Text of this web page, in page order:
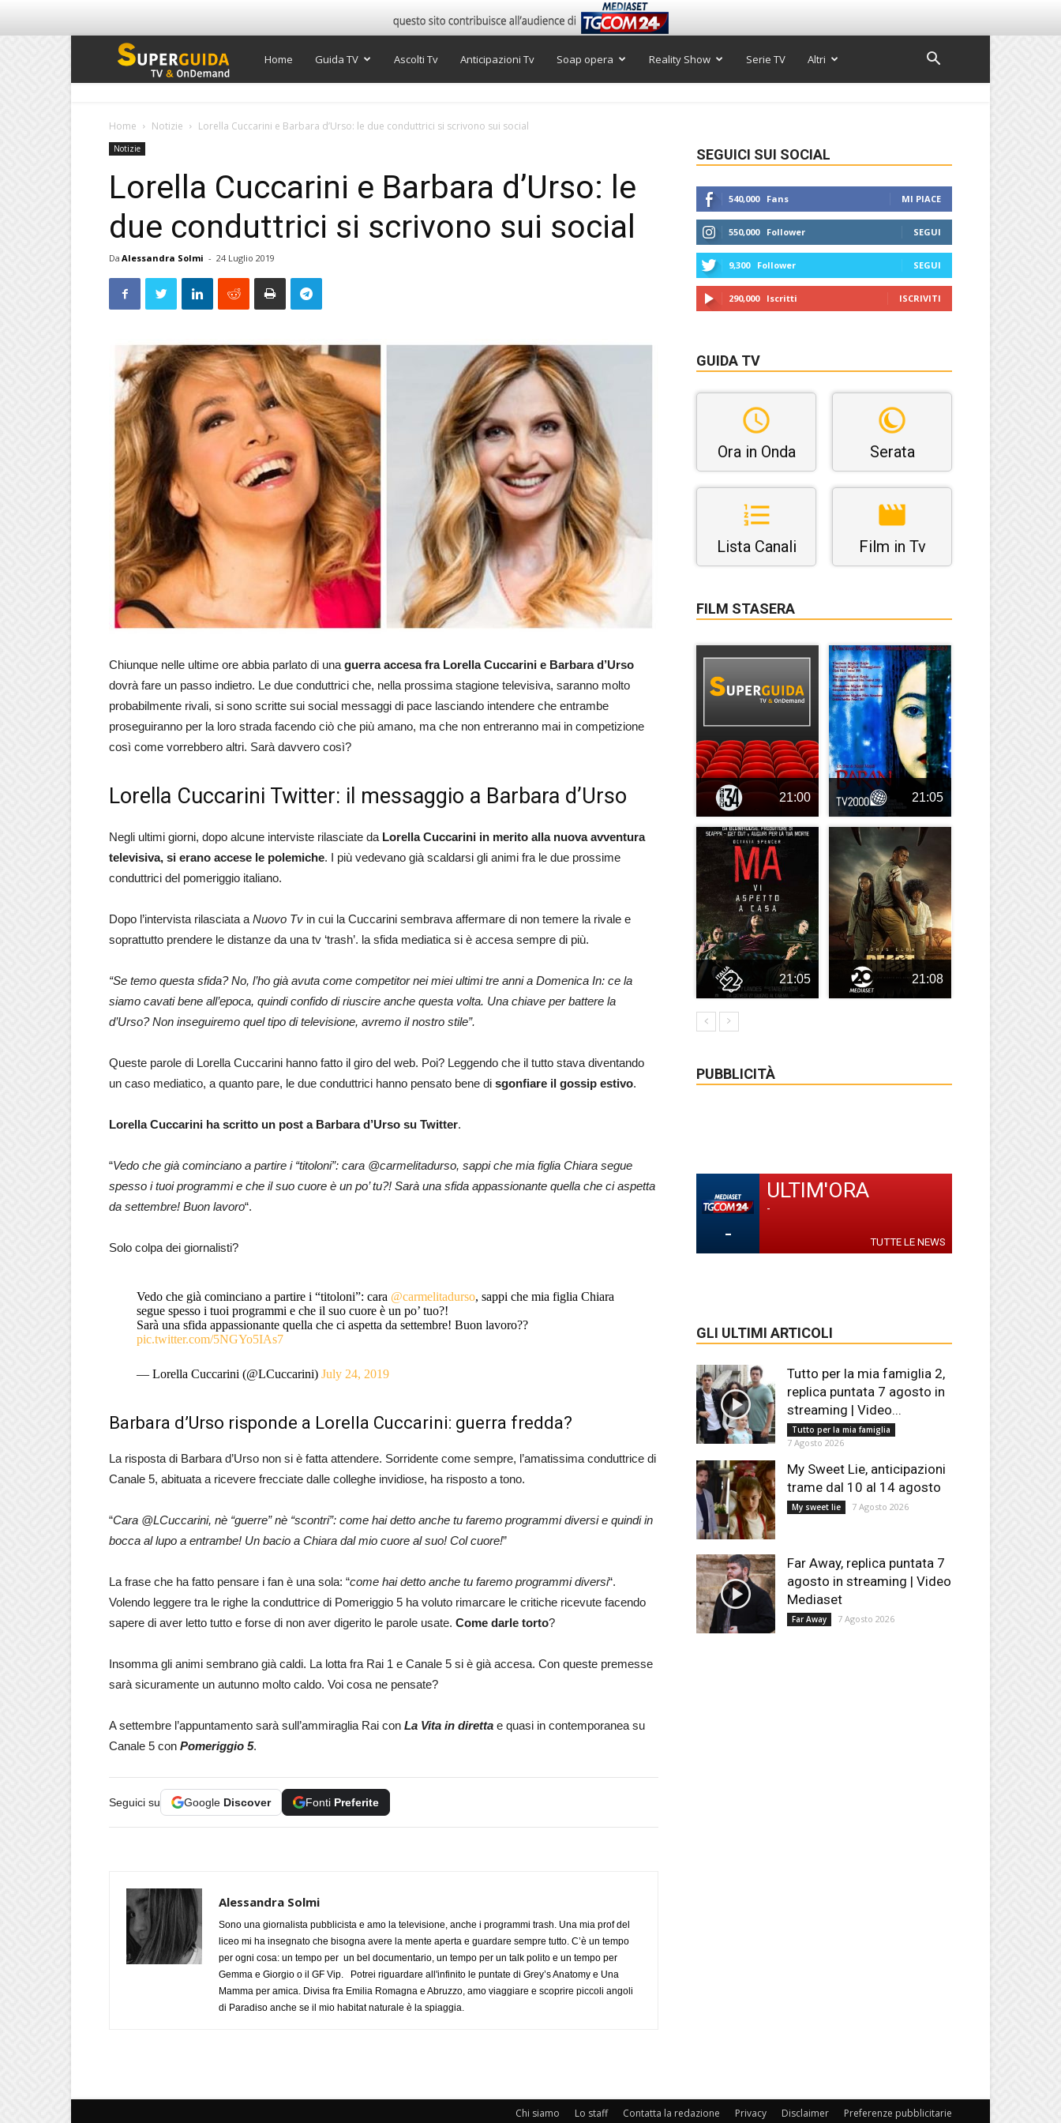
Super
Home Guida TV Ascolti Tv Anticipazioni Tv Soap opera Reality Show Serie TV Altri
Home Notizie Lorella Cuccarini e Barbara d’Urso: le due conduttrici si scrivono sui social
Notizie
Lorella Cuccarini e Barbara d’Urso: le
due conduttrici si scrivono sui social
Da Alessandra Solmi - 24 Luglio 2019
Chiunque nelle ultime ore abbia parlato di una guerra accesa fra Lorella Cuccarini e Barbara d’Urso
dovrà fare un passo indietro. Le due conduttrici che, nella prossima stagione televisiva, saranno molto
probabilmente rivali, si sono scritte sui social messaggi di pace lasciando intendere che entrambe
proseguiranno per la loro strada facendo ciò che più amano, ma che non entreranno mai in competizione
così come vorrebbero altri. Sarà davvero così?
Lorella Cuccarini Twitter: il messaggio a Barbara d’Urso
Negli ultimi giorni, dopo alcune interviste rilasciate da Lorella Cuccarini in merito alla nuova avventura
televisiva, si erano accese le polemiche. I più vedevano già scaldarsi gli animi fra le due prossime
conduttrici del pomeriggio italiano.
Dopo l’intervista rilasciata a Nuovo Tv in cui la Cuccarini sembrava affermare di non temere la rivale e
soprattutto prendere le distanze da una tv ‘trash’. la sfida mediatica si è accesa sempre di più.
“Se temo questa sfida? No, l’ho già avuta come competitor nei miei ultimi tre anni a Domenica In: ce la
siamo cavati bene all’epoca, quindi confido di riuscire anche questa volta. Una chiave per battere la
d’Urso? Non inseguiremo quel tipo di televisione, avremo il nostro stile”.
Queste parole di Lorella Cuccarini hanno fatto il giro del web. Poi? Leggendo che il tutto stava diventando
un caso mediatico, a quanto pare, le due conduttrici hanno pensato bene di sgonfiare il gossip estivo.
Lorella Cuccarini ha scritto un post a Barbara d’Urso su Twitter.
“Vedo che già cominciano a partire i “titoloni”: cara @carmelitadurso, sappi che mia figlia Chiara segue
spesso i tuoi programmi e che il suo cuore è un po’ tu?! Sarà una sfida appassionante quella che ci aspetta
da settembre! Buon lavoro“.
Solo colpa dei giornalisti?
Vedo che già cominciano a partire i “titoloni”: cara @carmelitadurso, sappi che mia figlia Chiara
segue spesso i tuoi programmi e che il suo cuore è un po’ tuo?!
Sarà una sfida appassionante quella che ci aspetta da settembre! Buon lavoro??
pic.twitter.com/5NGYo5IAs7
— Lorella Cuccarini (@LCuccarini) July 24, 2019
Barbara d’Urso risponde a Lorella Cuccarini: guerra fredda?
La risposta di Barbara d’Urso non si è fatta attendere. Sorridente come sempre, l’amatissima conduttrice di
Canale 5, abituata a ricevere frecciate dalle colleghe invidiose, ha risposto a tono.
“Cara @LCuccarini, nè “guerre” nè “scontri”: come hai detto anche tu faremo programmi diversi e quindi in
bocca al lupo a entrambe! Un bacio a Chiara dal mio cuore al suo! Col cuore!”
La frase che ha fatto pensare i fan è una sola: “come hai detto anche tu faremo programmi diversi“.
Volendo leggere tra le righe la conduttrice di Pomeriggio 5 ha voluto rimarcare le critiche ricevute facendo
sapere di aver letto tutto e forse di non aver digerito le parole usate. Come darle torto?
Insomma gli animi sembrano già caldi. La lotta fra Rai 1 e Canale 5 si è già accesa. Con queste premesse
sarà sicuramente un autunno molto caldo. Voi cosa ne pensate?
A settembre l’appuntamento sarà sull’ammiraglia Rai con La Vita in diretta e quasi in contemporanea su
Canale 5 con Pomeriggio 5.
Seguici su Google Discover Fonti Preferite
Alessandra Solmi
Sono una giornalista pubblicista e amo la televisione, anche i programmi trash. Una mia prof del
liceo mi ha insegnato che bisogna avere la mente aperta e guardare sempre tutto. C’è un tempo
per ogni cosa: un tempo per un bel documentario, un tempo per un talk polito e un tempo per
Gemma e Giorgio o il GF Vip. Potrei riguardare all'infinito le puntate di Grey’s Anatomy e Una
Mamma per amica. Divisa fra Emilia Romagna e Abruzzo, amo viaggiare e scoprire piccoli angoli
di Paradiso anche se il mio habitat naturale è la spiaggia.
SEGUICI SUI SOCIAL
540,000 Fans MI PIACE
550,000 Follower SEGUI
9,300 Follower SEGUI
290,000 Iscritti ISCRIVITI
GUIDA TV
Ora in Onda Serata
Lista Canali Film in Tv
FILM STASERA
21:00 21:05
21:05 21:08
PUBBLICITÀ
-
ULTIM'ORA
-
TUTTE LE NEWS
GLI ULTIMI ARTICOLI
Tutto per la mia famiglia 2,
replica puntata 7 agosto in
streaming | Video...
Tutto per la mia famiglia
7 Agosto 2026
My Sweet Lie, anticipazioni
trame dal 10 al 14 agosto
My sweet lie 7 Agosto 2026
Far Away, replica puntata 7
agosto in streaming | Video
Mediaset
Far Away 7 Agosto 2026
Chi siamo Lo staff Contatta la redazione Privacy Disclaimer Preferenze pubblicitarie